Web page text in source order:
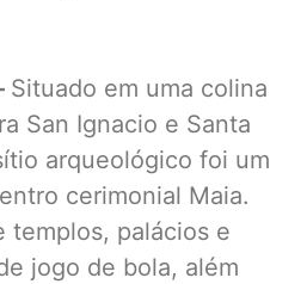
Situado em uma colina
San Ignacio e Santa
arqueológico foi um
cerimonial Maia.
templos, palácios e
jogo de bola, além